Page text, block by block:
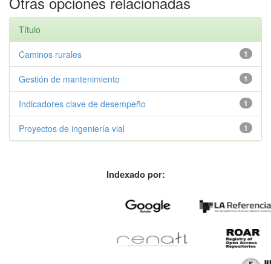
Título
1
Caminos rurales
1
Gestión de mantenimiento
1
Indicadores clave de desempeño
1
Proyectos de ingeniería vial
Indexado por: